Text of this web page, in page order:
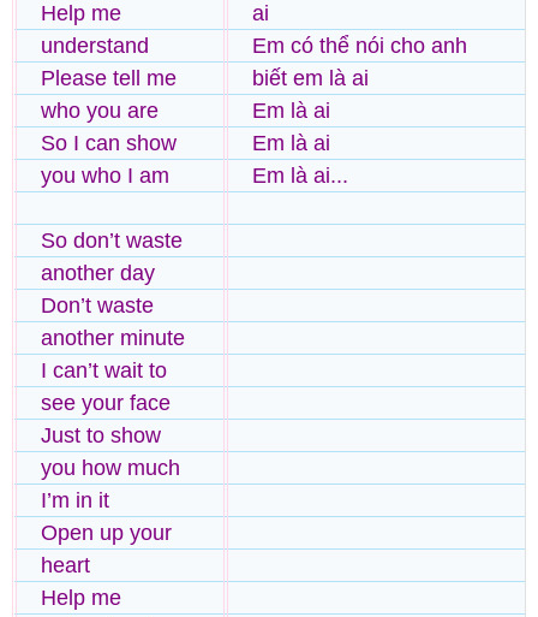
Help me
understand
Please tell me
who you are
So I can show
you who I am
So don’t waste
another day
Don’t waste
another minute
I can’t wait to
see your face
Just to show
you how much
I’m in it
Open up your
heart
Help me
ai
Em có thể nói cho anh
biết em là ai
Em là ai
Em là ai
Em là ai...